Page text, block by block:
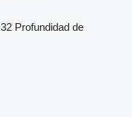
32 Profundidad de